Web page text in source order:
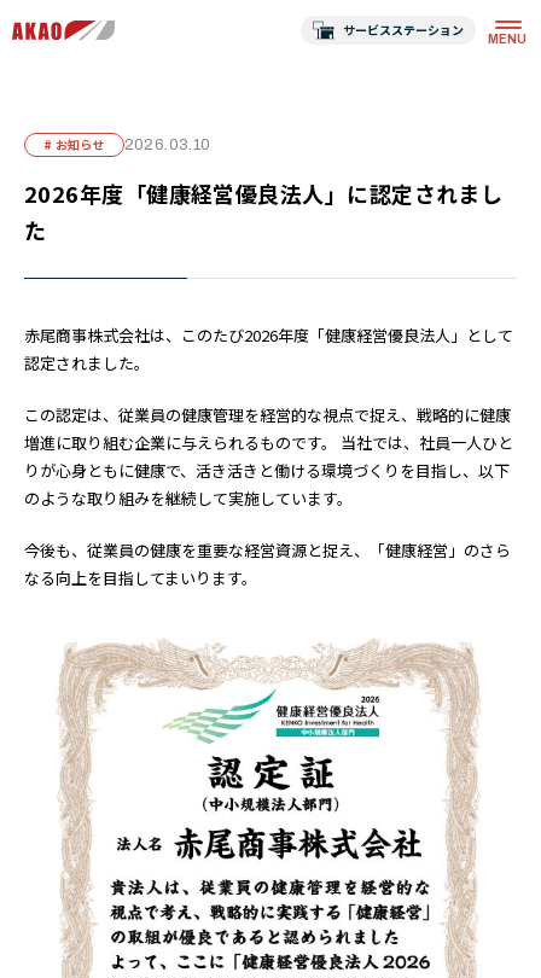
サービスステーション
# お知らせ 2026.03.10
2026年度「健康経営優良法人」に認定されまし
た
赤尾商事株式会社は、このたび2026年度「健康経営優良法人」として
認定されました。
この認定は、従業員の健康管理を経営的な視点で捉え、戦略的に健康
増進に取り組む企業に与えられるものです。 当社では、社員一人ひと
りが心身ともに健康で、活き活きと働ける環境づくりを目指し、以下
のような取り組みを継続して実施しています。
今後も、従業員の健康を重要な経営資源と捉え、「健康経営」のさら
なる向上を目指してまいります。